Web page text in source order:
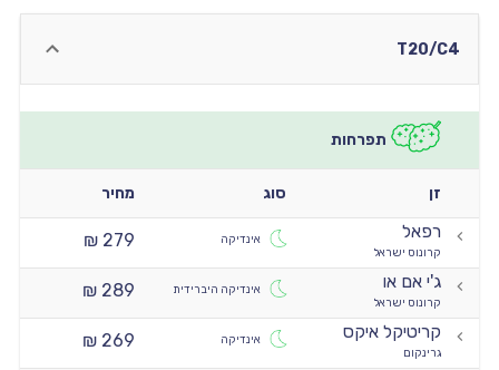
T20/C4
תפרחות
זן סוג מחיר
רפאל
קרונוס ישראל
אינדיקה
279 ₪
ג'י אם או
קרונוס ישראל
אינדיקה היברידית
289 ₪
קריטיקל איקס
גרינקום
אינדיקה
269 ₪